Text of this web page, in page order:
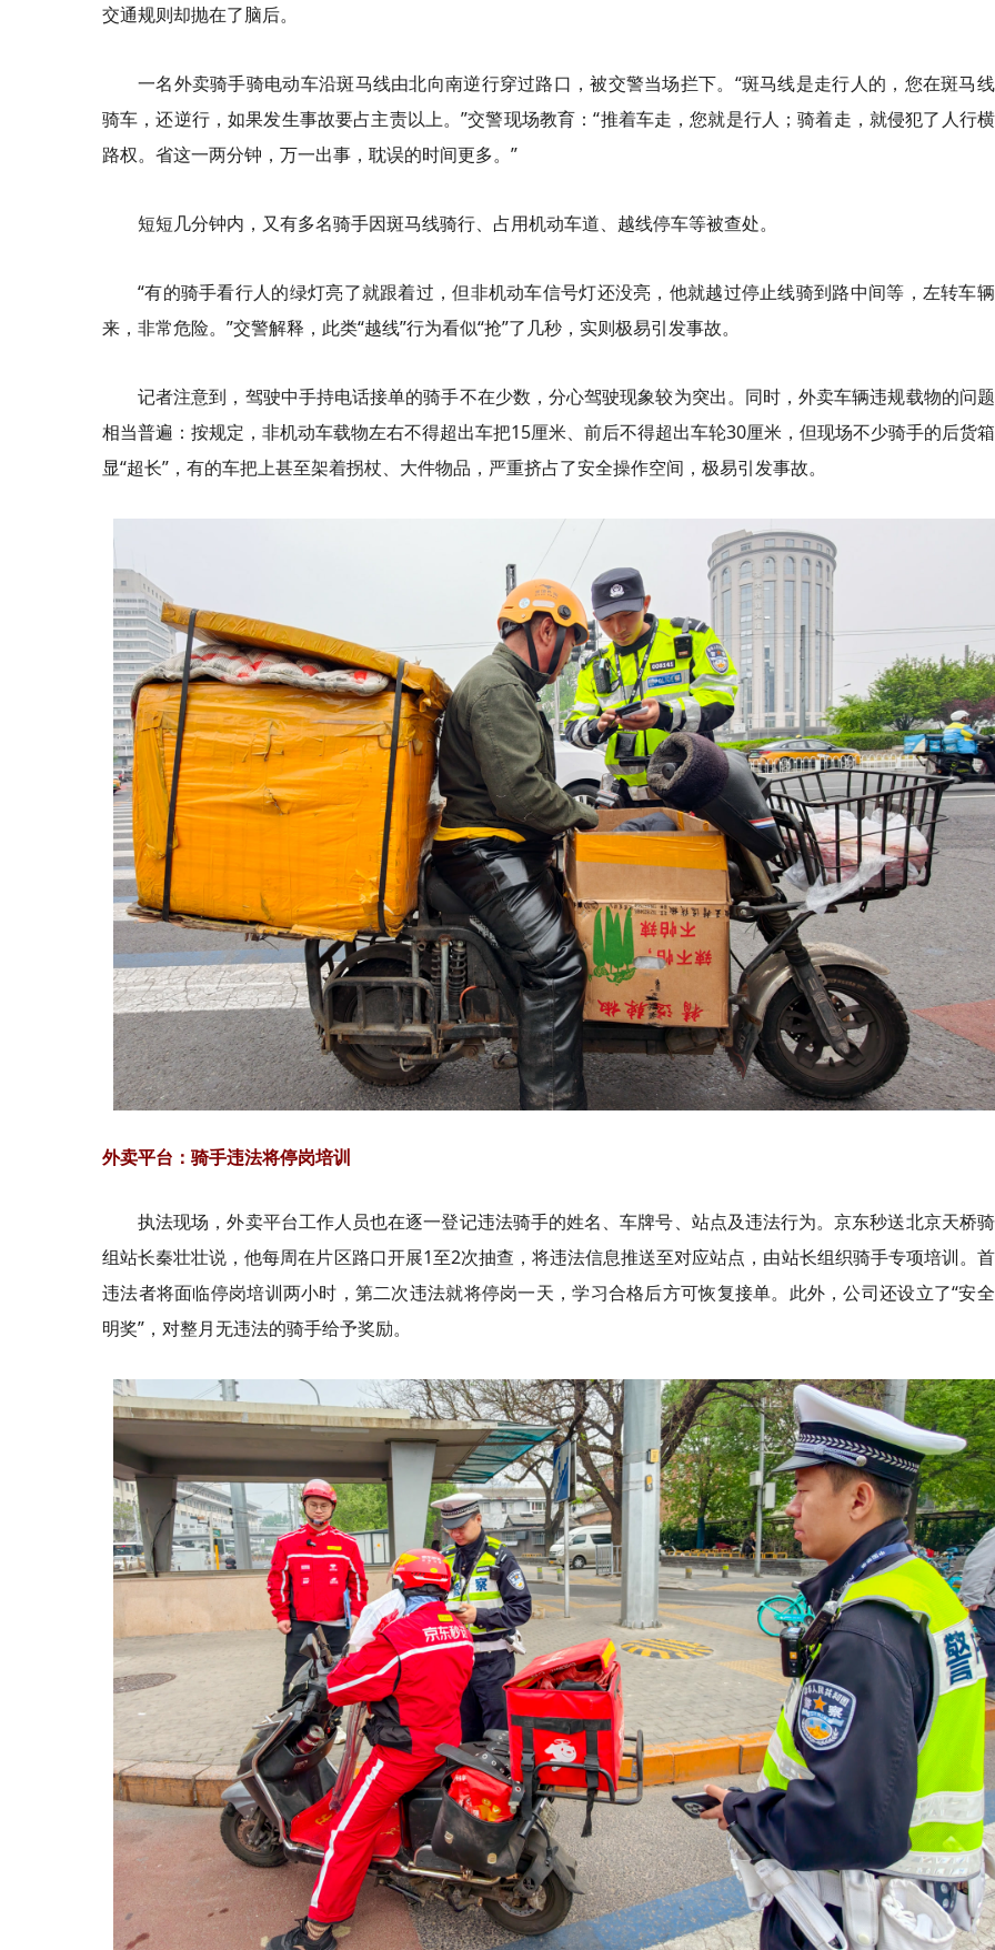
交通规则却抛在了脑后。
一名外卖骑手骑电动车沿斑马线由北向南逆行穿过路口，被交警当场拦下。“斑马线是走行人的，您在斑马
骑车，还逆行，如果发生事故要占主责以上。”交警现场教育：“推着车走，您就是行人；骑着走，就侵犯了人行
路权。省这一两分钟，万一出事，耽误的时间更多。”
短短几分钟内，又有多名骑手因斑马线骑行、占用机动车道、越线停车等被查处。
“有的骑手看行人的绿灯亮了就跟着过，但非机动车信号灯还没亮，他就越过停止线骑到路中间等，左转车
来，非常危险。”交警解释，此类“越线”行为看似“抢”了几秒，实则极易引发事故。
记者注意到，驾驶中手持电话接单的骑手不在少数，分心驾驶现象较为突出。同时，外卖车辆违规载物的问
相当普遍：按规定，非机动车载物左右不得超出车把15厘米、前后不得超出车轮30厘米，但现场不少骑手的后货
显“超长”，有的车把上甚至架着拐杖、大件物品，严重挤占了安全操作空间，极易引发事故。
外卖平台：骑手违法将停岗培训
执法现场，外卖平台工作人员也在逐一登记违法骑手的姓名、车牌号、站点及违法行为。京东秒送北京天桥
组站长秦壮壮说，他每周在片区路口开展1至2次抽查，将违法信息推送至对应站点，由站长组织骑手专项培训。
违法者将面临停岗培训两小时，第二次违法就将停岗一天，学习合格后方可恢复接单。此外，公司还设立了“安
明奖”，对整月无违法的骑手给予奖励。